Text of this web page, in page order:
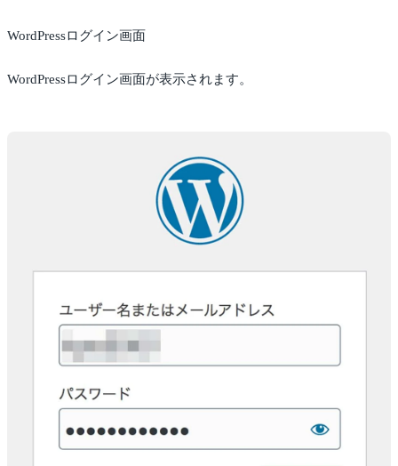
WordPressログイン画面
WordPressログイン画面が表示されます。